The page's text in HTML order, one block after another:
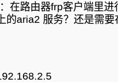
在路由器frp客户端里
的aria2 服务？还是需